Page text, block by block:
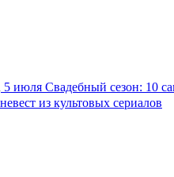
5 июля Свадебный сезон: 10
невест из культовых сериалов